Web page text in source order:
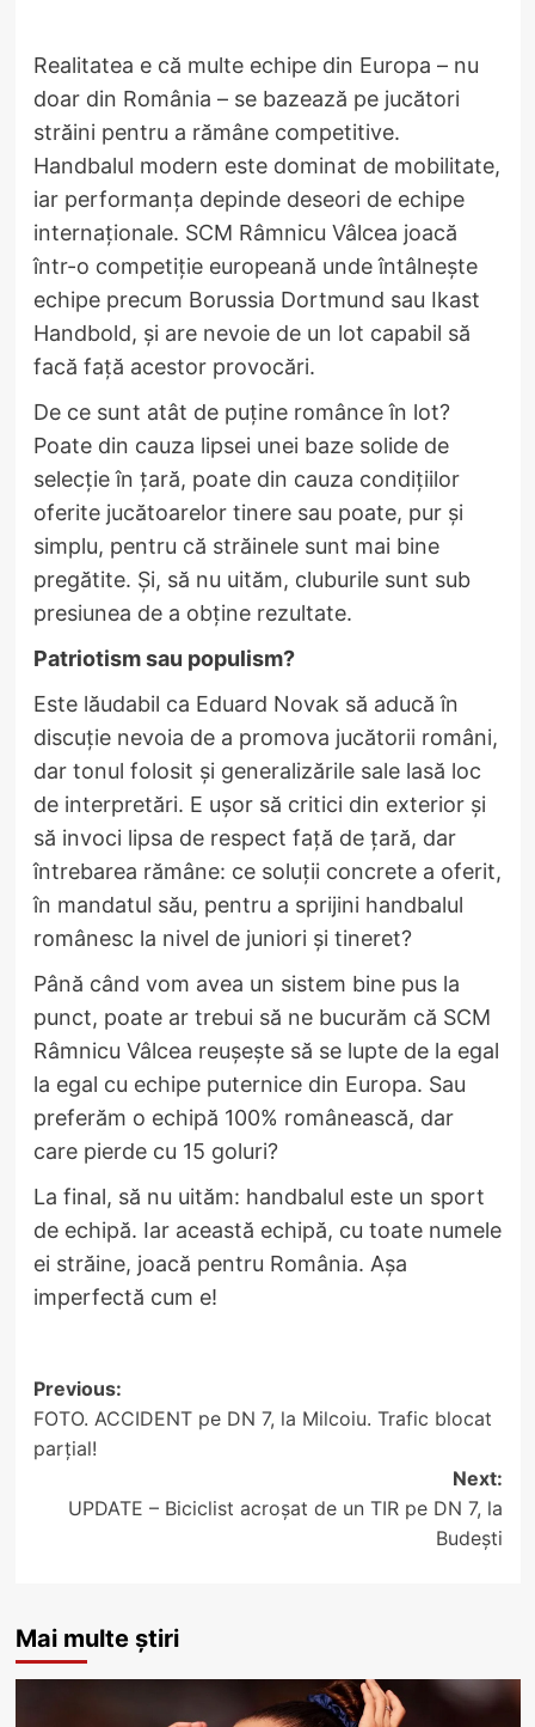
Realitatea e că multe echipe din Europa – nu
doar din România – se bazează pe jucători
străini pentru a rămâne competitive.
Handbalul modern este dominat de mobilitate,
iar performanța depinde deseori de echipe
internaționale. SCM Râmnicu Vâlcea joacă
într-o competiție europeană unde întâlnește
echipe precum Borussia Dortmund sau Ikast
Handbold, și are nevoie de un lot capabil să
facă față acestor provocări.
De ce sunt atât de puține românce în lot?
Poate din cauza lipsei unei baze solide de
selecție în țară, poate din cauza condițiilor
oferite jucătoarelor tinere sau poate, pur și
simplu, pentru că străinele sunt mai bine
pregătite. Și, să nu uităm, cluburile sunt sub
presiunea de a obține rezultate.
Patriotism sau populism?
Este lăudabil ca Eduard Novak să aducă în
discuție nevoia de a promova jucătorii români,
dar tonul folosit și generalizările sale lasă loc
de interpretări. E ușor să critici din exterior și
să invoci lipsa de respect față de țară, dar
întrebarea rămâne: ce soluții concrete a oferit,
în mandatul său, pentru a sprijini handbalul
românesc la nivel de juniori și tineret?
Până când vom avea un sistem bine pus la
punct, poate ar trebui să ne bucurăm că SCM
Râmnicu Vâlcea reușește să se lupte de la egal
la egal cu echipe puternice din Europa. Sau
preferăm o echipă 100% românească, dar
care pierde cu 15 goluri?
La final, să nu uităm: handbalul este un sport
de echipă. Iar această echipă, cu toate numele
ei străine, joacă pentru România. Așa
imperfectă cum e!
Post
navigation
Previous:
FOTO. ACCIDENT pe DN 7, la Milcoiu. Trafic blocat
parțial!
Next:
UPDATE – Biciclist acroșat de un TIR pe DN 7, la
Budești
Mai multe știri